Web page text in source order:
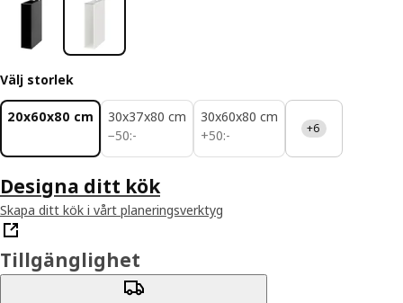
Välj storlek
20x60x80 cm
30x37x80 cm
−50:-
50:-
30x60x80 cm
+50:-
50:- +6
Designa ditt kök
Skapa ditt kök i vårt planeringsverktyg
Tillgänglighet